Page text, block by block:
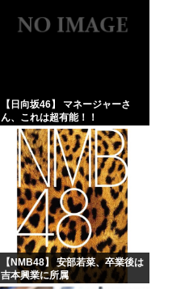
【日向坂46】 マネージャーさ
ん、これは超有能！！
【NMB48】 安部若菜、卒業後は
吉本興業に所属